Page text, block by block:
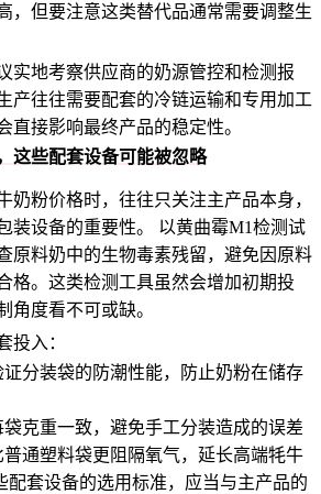
，但要注意这类替代品通常需要调整生
实地考察供应商的奶源管控和检测报
产往往需要配套的冷链运输和专用加工
直接影响最终产品的稳定性。
这些配套设备可能被忽略
奶粉价格时，往往只关注主产品本身，
装设备的重要性。 以黄曲霉M1检测试
原料奶中的生物毒素残留，避免因原料
格。这类检测工具虽然会增加初期投
角度看不可或缺。
投入：
分装袋的防潮性能，防止奶粉在储存
克重一致，避免手工分装造成的误差
通塑料袋更阻隔氧气，延长高端牦牛
配套设备的选用标准，应当与主产品的